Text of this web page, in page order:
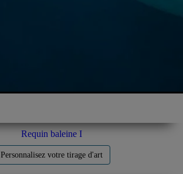
Requin baleine I
Personnalisez votre tirage d'art